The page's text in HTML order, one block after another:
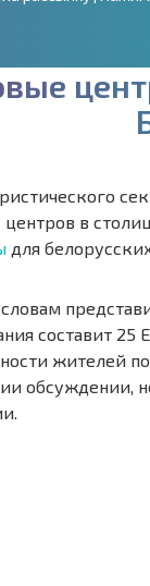
вые цент
в
для
составит 25
жителей
обсуждении,